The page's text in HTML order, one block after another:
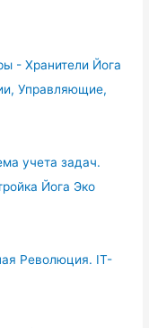
- Хранители Йога
Управляющие,
учета задач.
Йога Эко
Революция. IT-